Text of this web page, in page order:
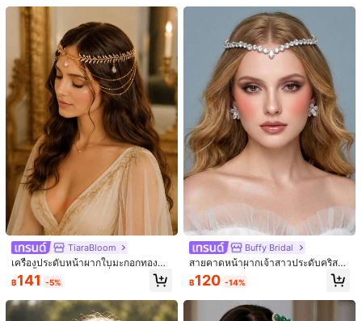
วัสดุ: โลหะผสมสังกะสี
ดูเพิ่มเติม
MyLanny
4.94 7.5K ผู้ติดตาม
4.94 7.5K ผู้ติดตาม
s***5ตาม8 ชั่วโมงที่ผ่านมา
j***sกำลังเรียกดู
4.94
7.5K ผู้ติดตาม
7.5K ผู้ติดตาม
4.94 7.5K ผู้ติดตาม
4.94
4.94 7.5K ผู้ติดตาม
กำลังติดตาม
ลูกค้ากลับมาซื้อซ้ำ! ก่อตั้งเมื่อ 1 ปีที่แล้ว 200K ชิ้นที่ขายไปเมื่
สวย (9999+) คุณภาพดี (9999+) เหมือนในรูป (9999+) น่ารักมาก
คุณอาจชอบ
แนะนำ เครื่องประดับ & นาฬิกา ความงามและสุขภาพ บ้าน & ที่อยู่อาศัย
TiaraBloom
เครื่องประดับหน้าผากใบมะกอกทองคำ
หยดน้ำประดับเพชร, เครื่องประดับศีรษ
ะสไตล์เทพธิดากรีกเพชรหลายชั้นโซ่พู่,
ดับผมสำหรับงานปาร์ตี้และการถ่ายภา
฿141 -5%
Buffy Bridal
สายคาดหน้าผากเจ้าสาวประดับคริสตั
ลแวววาว เครื่องประดับศีรษะสำหรับผู้
หญิง เหมาะสำหรับงานแต่งงานและงา
฿120 -14%